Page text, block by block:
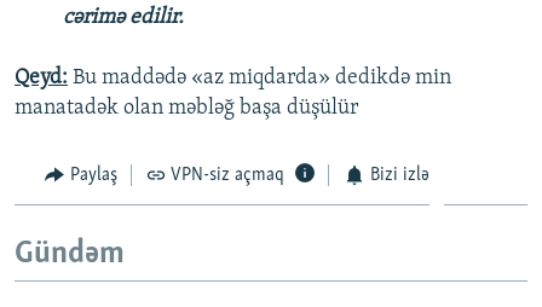
cərimə edilir.
Qeyd: Bu maddədə «az miqdarda» dedikdə min
manatadək olan məbləğ başa düşülür
Paylaş VPN-siz açmaq Bizi izlə
Gündəm